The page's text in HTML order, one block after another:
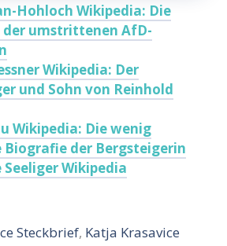
Hohloch Wikipedia: Die
der umstrittenen AfD-
Wikipedia: Der
und Sohn von Reinhold
Wikipedia: Die wenig
Biografie der Bergsteigerin
Seeliger Wikipedia
Steckbrief, Katja Krasavice